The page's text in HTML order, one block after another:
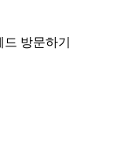
방문하기